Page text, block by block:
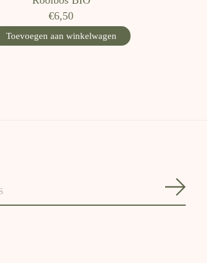
€6,50
Toevoegen aan winkelwagen